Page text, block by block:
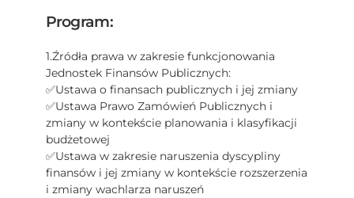
Program:
1.Źródła prawa w zakresie funkcjonowania
Jednostek Finansów Publicznych:
✅Ustawa o finansach publicznych i jej zmiany
✅Ustawa Prawo Zamówień Publicznych i
zmiany w kontekście planowania i klasyfikacji
budżetowej
✅Ustawa w zakresie naruszenia dyscypliny
finansów i jej zmiany w kontekście rozszerzenia
i zmiany wachlarza naruszeń